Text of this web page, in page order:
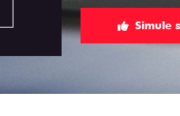
Simule